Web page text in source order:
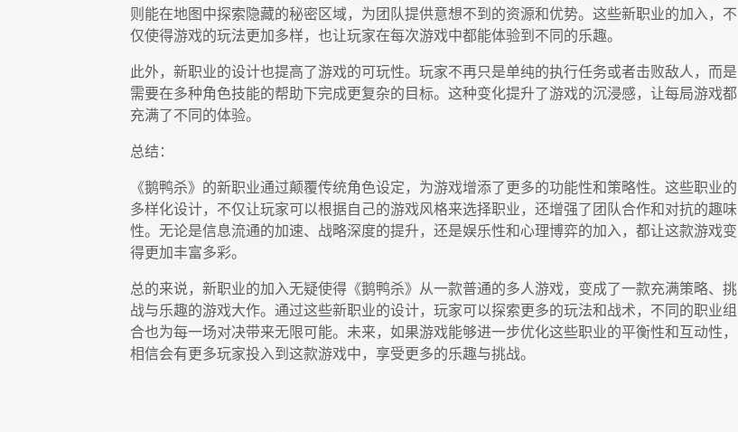
则能在地图中探索隐藏的秘密区域，为团队提供意想不到的资源和优势。这些新职业的加入，不
仅使得游戏的玩法更加多样，也让玩家在每次游戏中都能体验到不同的乐趣。
此外，新职业的设计也提高了游戏的可玩性。玩家不再只是单纯的执行任务或者击败敌人，而是
需要在多种角色技能的帮助下完成更复杂的目标。这种变化提升了游戏的沉浸感，让每局游戏都
充满了不同的体验。
总结：
《鹅鸭杀》的新职业通过颠覆传统角色设定，为游戏增添了更多的功能性和策略性。这些职业的
多样化设计，不仅让玩家可以根据自己的游戏风格来选择职业，还增强了团队合作和对抗的趣味
性。无论是信息流通的加速、战略深度的提升，还是娱乐性和心理博弈的加入，都让这款游戏变
得更加丰富多彩。
总的来说，新职业的加入无疑使得《鹅鸭杀》从一款普通的多人游戏，变成了一款充满策略、挑
战与乐趣的游戏大作。通过这些新职业的设计，玩家可以探索更多的玩法和战术，不同的职业组
合也为每一场对决带来无限可能。未来，如果游戏能够进一步优化这些职业的平衡性和互动性，
相信会有更多玩家投入到这款游戏中，享受更多的乐趣与挑战。